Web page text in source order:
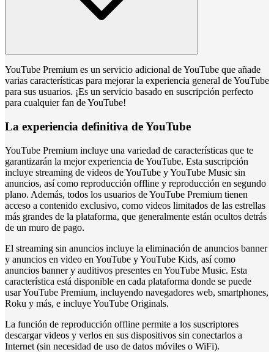
YouTube Premium es un servicio adicional de YouTube que añade
varias características para mejorar la experiencia general de YouTube
para sus usuarios. ¡Es un servicio basado en suscripción perfecto
para cualquier fan de YouTube!
La experiencia definitiva de YouTube
YouTube Premium incluye una variedad de características que te
garantizarán la mejor experiencia de YouTube. Esta suscripción
incluye streaming de videos de YouTube y YouTube Music sin
anuncios, así como reproducción offline y reproducción en segundo
plano. Además, todos los usuarios de YouTube Premium tienen
acceso a contenido exclusivo, como videos limitados de las estrellas
más grandes de la plataforma, que generalmente están ocultos detrás
de un muro de pago.
El streaming sin anuncios incluye la eliminación de anuncios banner
y anuncios en video en YouTube y YouTube Kids, así como
anuncios banner y auditivos presentes en YouTube Music. Esta
característica está disponible en cada plataforma donde se puede
usar YouTube Premium, incluyendo navegadores web, smartphones,
Roku y más, e incluye YouTube Originals.
La función de reproducción offline permite a los suscriptores
descargar videos y verlos en sus dispositivos sin conectarlos a
Internet (sin necesidad de uso de datos móviles o WiFi).